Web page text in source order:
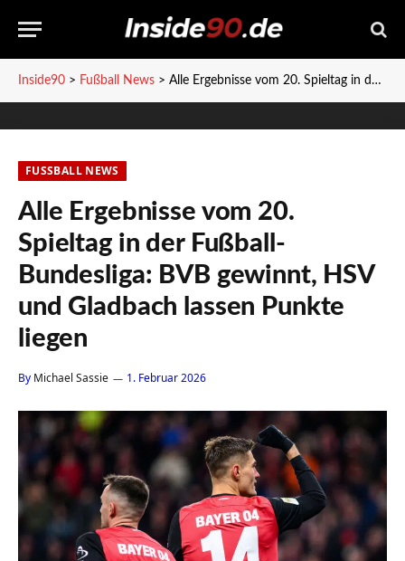
Inside90 > Fußball News > Alle Ergebnisse vom 20. Spieltag in der Fußball-Bundesliga: BVB gewinnt, HSV und Gladbach lassen Punkte liegen
FUSSBALL NEWS
Alle Ergebnisse vom 20.
Spieltag in der Fußball-
Bundesliga: BVB gewinnt, HSV
und Gladbach lassen Punkte
liegen
By Michael Sassie 1. Februar 2026